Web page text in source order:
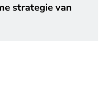
strategie van